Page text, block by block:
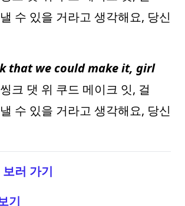
수 있을 거라고 생각해요, 당신
that we could make it, girl
크 댓 위 쿠드 메이크 잇, 걸
수 있을 거라고 생각해요, 당신
러 가기
기